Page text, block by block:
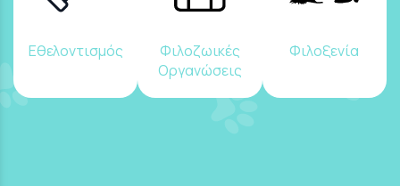
Εθελοντισμός
Φιλοζωικές
Οργανώσεις
Φιλοξενία